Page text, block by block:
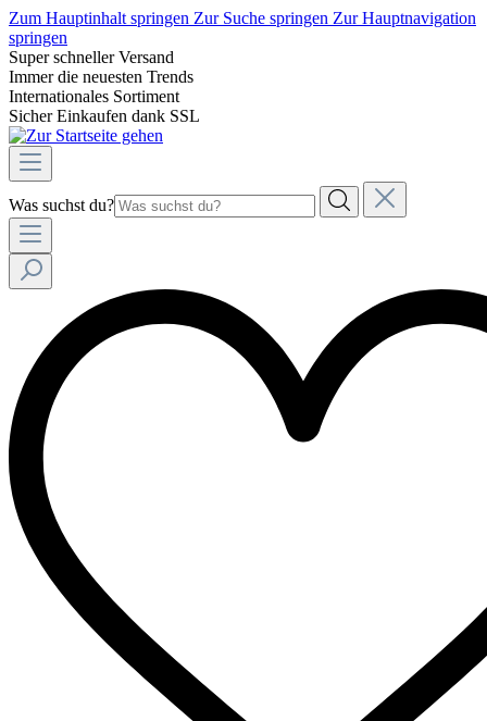
Zum Hauptinhalt springen Zur Suche springen Zur Hauptnavigation
springen
Super schneller Versand
Immer die neuesten Trends
Internationales Sortiment
Sicher Einkaufen dank SSL
Was suchst du?